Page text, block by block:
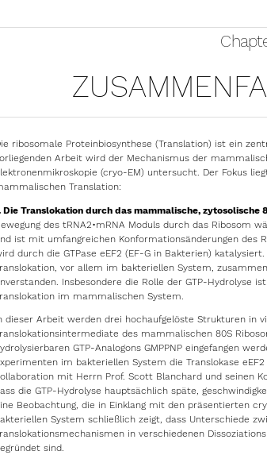
ribosomale Proteinbiosynthese (Translation) ist ein
Arbeit wird der Mechanismus der
(cryo-EM) untersucht. Der Fokus
Translation:
Die Translokation durch das mammalische, zytosolische
des tRNA2•mRNA Moduls durch das Ribosom
ist mit umfangreichen Konformationsänderungen des
durch die GTPase eEF2 (EF-G in Bakterien)
vor allem im bakteriellen System,
Insbesondere die Rolle der GTP-Hydrolyse
im mammalischen System.
dieser Arbeit werden drei hochaufgelöste Strukturen in
des mammalischen 80S
GTP-Analogons GMPPNP eingefangen
im bakteriellen System die Translokase
mit Herrn Prof. Scott Blanchard und seinen
die GTP-Hydrolyse hauptsächlich späte,
Beobachtung, die in Einklang mit den präsentierten
System schließlich zeigt, dass Unterschiede
in verschiedenen
sind.